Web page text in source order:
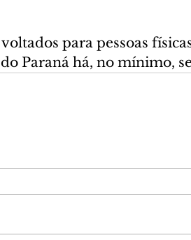
para pessoas
Paraná há, no mínimo,